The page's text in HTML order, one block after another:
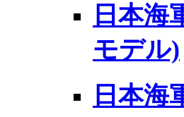
日本海
モデル)
日本海